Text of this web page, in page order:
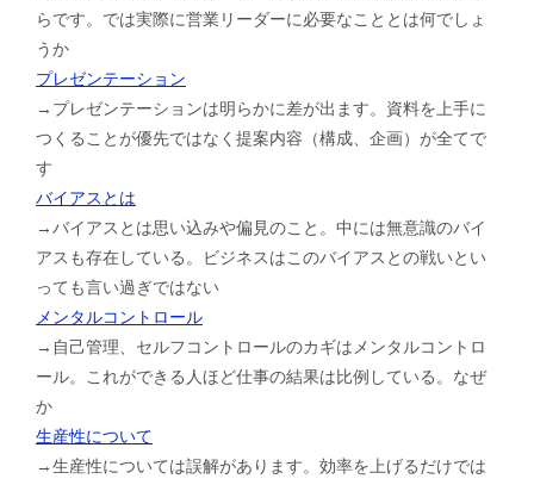
らです。では実際に営業リーダーに必要なこととは何でしょ
うか
プレゼンテーション
→プレゼンテーションは明らかに差が出ます。資料を上手に
つくることが優先ではなく提案内容（構成、企画）が全てで
す
バイアスとは
→バイアスとは思い込みや偏見のこと。中には無意識のバイ
アスも存在している。ビジネスはこのバイアスとの戦いとい
っても言い過ぎではない
メンタルコントロール
→自己管理、セルフコントロールのカギはメンタルコントロ
ール。これができる人ほど仕事の結果は比例している。なぜ
か
生産性について
→生産性については誤解があります。効率を上げるだけでは